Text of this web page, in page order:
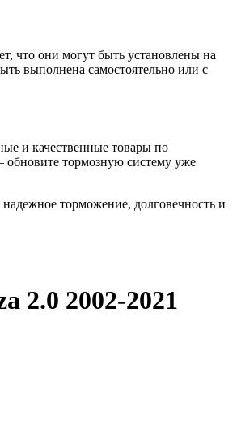
что они могут быть установлены на
выполнена самостоятельно или с
и качественные товары по
обновите тормозную систему уже
торможение, долговечность и
2.0 2002-2021